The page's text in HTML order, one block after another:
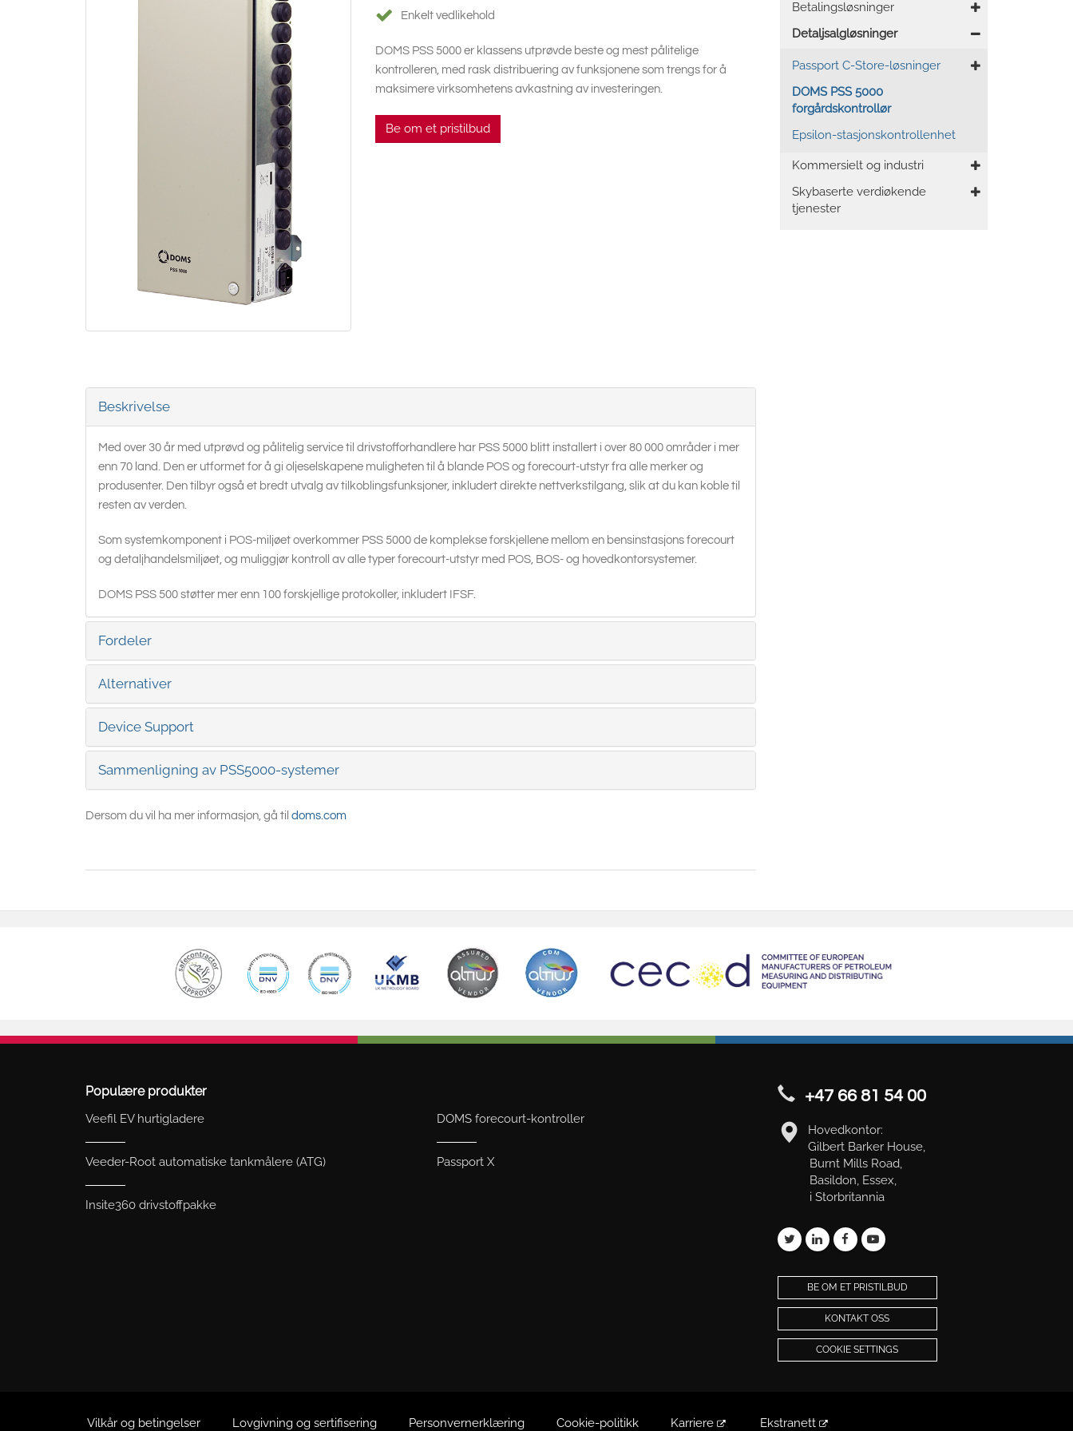
Enkelt vedlikehold
DOMS PSS 5000 er klassens utprøvde beste og mest pålitelige
kontrolleren, med rask distribuering av funksjonene som trengs for å
maksimere virksomhetens avkastning av investeringen.
Be om et pristilbud
Beskrivelse
Med over 30 år med utprøvd og pålitelig service til drivstofforhandlere har PSS 5000 blitt installert i over 80 000 områder i mer
enn 70 land. Den er utformet for å gi oljeselskapene muligheten til å blande POS og forecourt-utstyr fra alle merker og
produsenter. Den tilbyr også et bredt utvalg av tilkoblingsfunksjoner, inkludert direkte nettverkstilgang, slik at du kan koble til
resten av verden.
Som systemkomponent i POS-miljøet overkommer PSS 5000 de komplekse forskjellene mellom en bensinstasjons forecourt
og detaljhandelsmiljøet, og muliggjør kontroll av alle typer forecourt-utstyr med POS, BOS- og hovedkontorsystemer.
DOMS PSS 500 støtter mer enn 100 forskjellige protokoller, inkludert IFSF.
Fordeler
Alternativer
Device Support
Sammenligning av PSS5000-systemer
Dersom du vil ha mer informasjon, gå til doms.com
Betalingsløsninger
Detaljsalgløsninger
Passport C-Store-løsninger
DOMS PSS 5000
forgårdskontrollør
Epsilon-stasjonskontrollenhet
Kommersielt og industri
Skybaserte verdiøkende
tjenester
Populære produkter
Veefil EV hurtigladere
Veeder-Root automatiske tankmålere (ATG)
Insite360 drivstoffpakke
DOMS forecourt-kontroller
Passport X
+47 66 81 54 00
Hovedkontor:
Gilbert Barker House,
Burnt Mills Road,
Basildon, Essex,
i Storbritannia
BE OM ET PRISTILBUD
KONTAKT OSS
COOKIE SETTINGS
Vilkår og betingelser Lovgivning og sertifisering Personvernerklæring Cookie-politikk Karriere Ekstranett